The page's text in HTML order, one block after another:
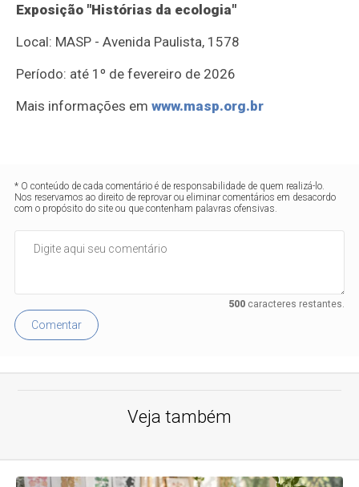
Exposição "Histórias da ecologia"
Local: MASP - Avenida Paulista, 1578
Período: até 1º de fevereiro de 2026
Mais informações emwww.masp.org.br
* O conteúdo de cada comentário é de responsabilidade de quem realizá-lo.
Nos reservamos ao direito de reprovar ou eliminar comentários em desacordo
com o propósito do site ou que contenham palavras ofensivas.
500caracteres restantes.
Comentar
Veja também